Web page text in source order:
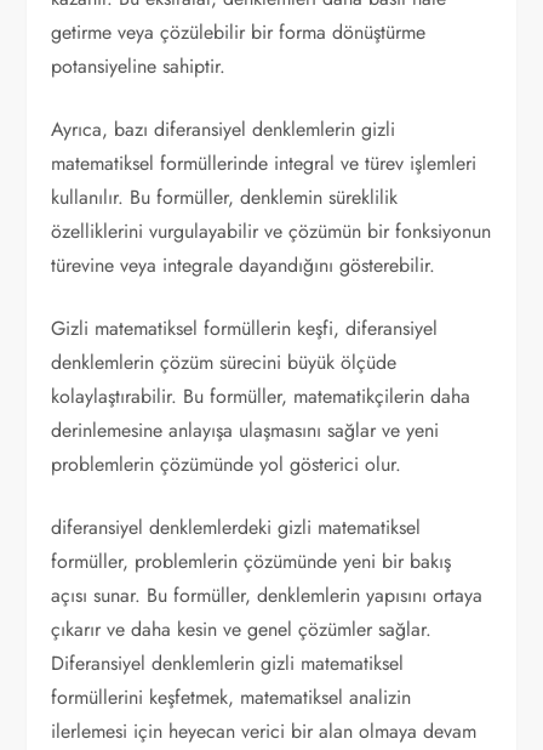
getirme veya çözülebilir bir forma dönüştürme
potansiyeline sahiptir.
Ayrıca, bazı diferansiyel denklemlerin gizli
matematiksel formüllerinde integral ve türev işlemleri
kullanılır. Bu formüller, denklemin süreklilik
özelliklerini vurgulayabilir ve çözümün bir fonksiyonun
türevine veya integrale dayandığını gösterebilir.
Gizli matematiksel formüllerin keşfi, diferansiyel
denklemlerin çözüm sürecini büyük ölçüde
kolaylaştırabilir. Bu formüller, matematikçilerin daha
derinlemesine anlayışa ulaşmasını sağlar ve yeni
problemlerin çözümünde yol gösterici olur.
diferansiyel denklemlerdeki gizli matematiksel
formüller, problemlerin çözümünde yeni bir bakış
açısı sunar. Bu formüller, denklemlerin yapısını ortaya
çıkarır ve daha kesin ve genel çözümler sağlar.
Diferansiyel denklemlerin gizli matematiksel
formüllerini keşfetmek, matematiksel analizin
ilerlemesi için heyecan verici bir alan olmaya devam